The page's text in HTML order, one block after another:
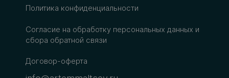
Политика конфиденциальности
Согласие на обработку персональных данных и
сбора обратной связи
Договор-оферта